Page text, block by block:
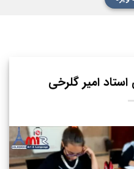
امیر گلرخی